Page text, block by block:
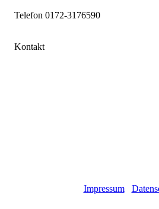
Telefon 0172-3176590
Kontakt
Impressum